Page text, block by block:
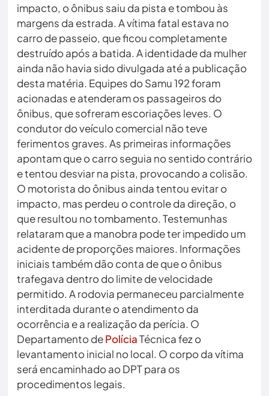
impacto, o ônibus saiu da pista e tombou às
margens da estrada. A vítima fatal estava no
carro de passeio, que ficou completamente
destruído após a batida. A identidade da mulher
ainda não havia sido divulgada até a publicação
desta matéria. Equipes do Samu 192 foram
acionadas e atenderam os passageiros do
ônibus, que sofreram escoriações leves. O
condutor do veículo comercial não teve
ferimentos graves. As primeiras informações
apontam que o carro seguia no sentido contrário
e tentou desviar na pista, provocando a colisão.
O motorista do ônibus ainda tentou evitar o
impacto, mas perdeu o controle da direção, o
que resultou no tombamento. Testemunhas
relataram que a manobra pode ter impedido um
acidente de proporções maiores. Informações
iniciais também dão conta de que o ônibus
trafegava dentro do limite de velocidade
permitido. A rodovia permaneceu parcialmente
interditada durante o atendimento da
ocorrência e a realização da perícia. O
Departamento dePolíciaTécnica fez o
levantamento inicial no local. O corpo da vítima
será encaminhado ao DPT para os
procedimentos legais.